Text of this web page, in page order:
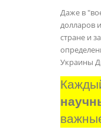
Даже в
долларов
стране и
Украины